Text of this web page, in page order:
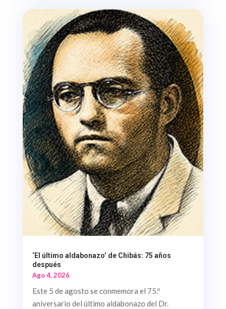
‘El último aldabonazo’ de Chibás: 75 años
después
Ago 4, 2026
Este 5 de agosto se conmemora el 75.º
aniversario del último aldabonazo del Dr.